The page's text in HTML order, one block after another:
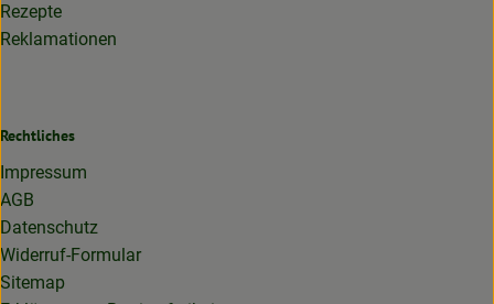
Rezepte
Reklamationen
Rechtliches
Impressum
AGB
Datenschutz
Widerruf-Formular
Sitemap